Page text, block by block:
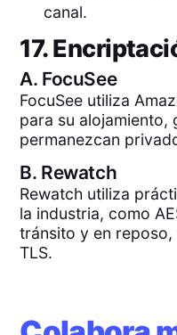
canal.
17.
A. FocuSee
FocuSee utiliza
para su alojamiento,
permanezcan
B. Rewatch
Rewatch utiliza
la industria, como
tránsito y en
TLS.